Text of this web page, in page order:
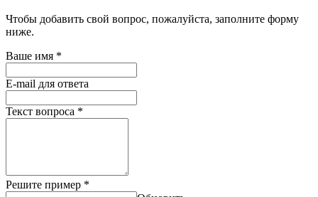
Чтобы добавить свой вопрос, пожалуйста, заполните форму
ниже.
Ваше имя *
E-mail для ответа
Текст вопроса *
Решите пример *